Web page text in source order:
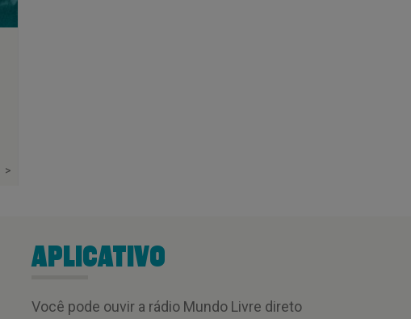
>
APLICATIVO
Você pode ouvir a rádio Mundo Livre direto